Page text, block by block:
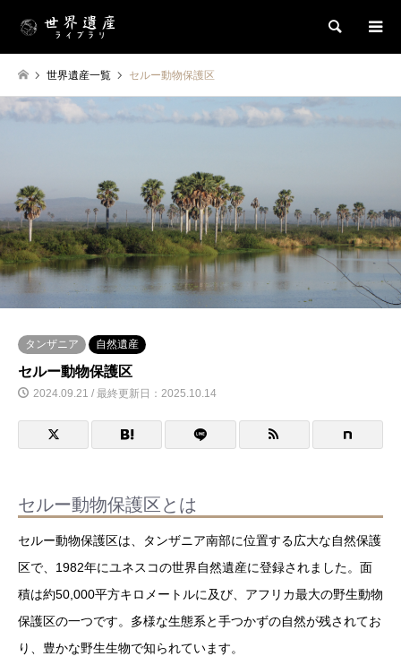
検索
世界遺産一覧 セルー動物保護区
タンザニア 自然遺産
セルー動物保護区
2024.09.21 / 最終更新日：2025.10.14
セルー動物保護区とは
セルー動物保護区は、タンザニア南部に位置する広大な自然保護
区で、1982年にユネスコの世界自然遺産に登録されました。面
積は約50,000平方キロメートルに及び、アフリカ最大の野生動物
保護区の一つです。多様な生態系と手つかずの自然が残されてお
り、豊かな野生生物で知られています。